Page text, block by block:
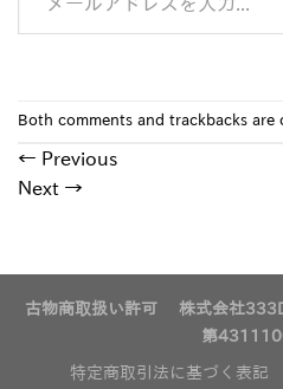
Both comments and trackbacks are
← Previous
Next →
古物商取扱い許可 株式会社
第
特定商取引法に基づく表記